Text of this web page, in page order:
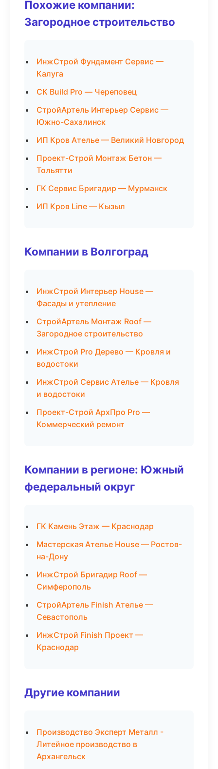
Похожие компании:
Загородное строительство
ИнжСтрой Фундамент Сервис —
Калуга
СК Build Pro — Череповец
СтройАртель Интерьер Сервис —
Южно-Сахалинск
ИП Кров Ателье — Великий Новгород
Проект-Строй Монтаж Бетон —
Тольятти
ГК Сервис Бригадир — Мурманск
ИП Кров Line — Кызыл
Компании в Волгоград
ИнжСтрой Интерьер House —
Фасады и утепление
СтройАртель Монтаж Roof —
Загородное строительство
ИнжСтрой Pro Дерево — Кровля и
водостоки
ИнжСтрой Сервис Ателье — Кровля
и водостоки
Проект-Строй АрхПро Pro —
Коммерческий ремонт
Компании в регионе: Южный
федеральный округ
ГК Камень Этаж — Краснодар
Мастерская Ателье House — Ростов-
на-Дону
ИнжСтрой Бригадир Roof —
Симферополь
СтройАртель Finish Ателье —
Севастополь
ИнжСтрой Finish Проект —
Краснодар
Другие компании
Производство Эксперт Металл -
Литейное производство в
Архангельск